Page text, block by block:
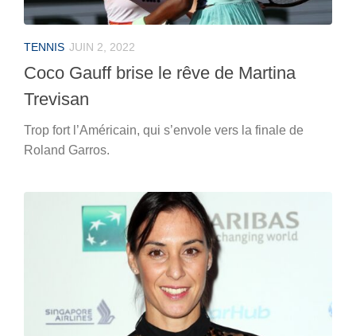
TENNIS JUIN 2, 2022
Coco Gauff brise le rêve de Martina
Trevisan
Trop fort l’Américain, qui s’envole vers la finale de
Roland Garros.